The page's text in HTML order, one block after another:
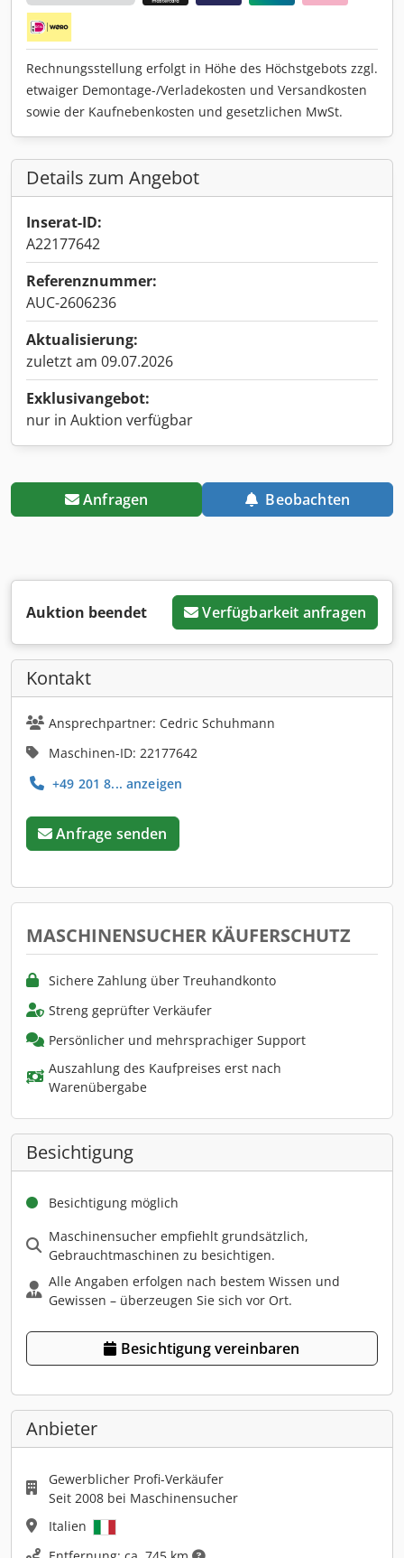
Rechnungsstellung erfolgt in Höhe des Höchstgebots zzgl.
etwaiger Demontage-/Verladekosten und Versandkosten
sowie der Kaufnebenkosten und gesetzlichen MwSt.
Details zum Angebot
Inserat-ID:
A22177642
Referenznummer:
AUC-2606236
Aktualisierung:
zuletzt am 09.07.2026
Exklusivangebot:
nur in Auktion verfügbar
Anfragen Beobachten
Auktion beendet Verfügbarkeit anfragen
Kontakt
Ansprechpartner: Cedric Schuhmann
Maschinen-ID: 22177642
+49 201 8... anzeigen
Anfrage senden
MASCHINENSUCHER KÄUFERSCHUTZ
Sichere Zahlung über Treuhandkonto
Streng geprüfter Verkäufer
Persönlicher und mehrsprachiger Support
Auszahlung des Kaufpreises erst nach
Warenübergabe
Besichtigung
Besichtigung möglich
Maschinensucher empfiehlt grundsätzlich,
Gebrauchtmaschinen zu besichtigen.
Alle Angaben erfolgen nach bestem Wissen und
Gewissen – überzeugen Sie sich vor Ort.
Besichtigung vereinbaren
Anbieter
Gewerblicher Profi-Verkäufer
Seit 2008 bei Maschinensucher
Italien